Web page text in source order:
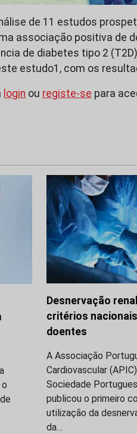
de 11 estudos
associação positiva de
de diabetes tipo 2
estudo1, com os
login ou registe-se para
Desnervação
critérios
doentes
A Associação
Cardiovascular
Sociedade
publicou o primeiro
utilização da
da…